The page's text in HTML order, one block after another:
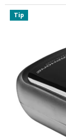
Tip